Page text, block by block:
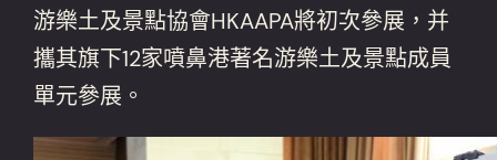
游樂土及景點協會HKAAPA將初次參展，并
攜其旗下12家噴鼻港著名游樂土及景點成員
單元參展。